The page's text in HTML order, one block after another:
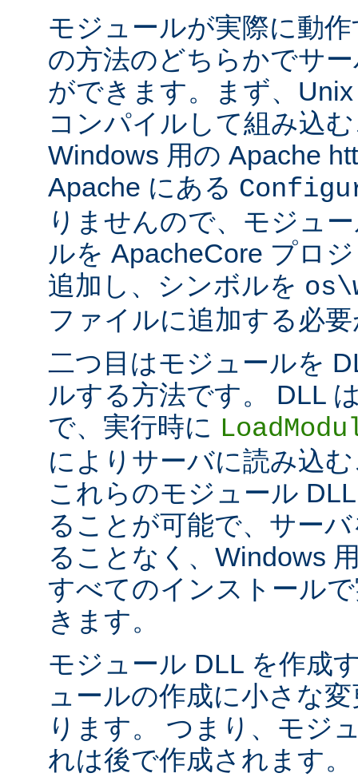
モジュールが実際に動
の方法のどちらかでサ
ができます。まず、
コンパイルして組み込
Windows 用の Apache
Apache にある
りませんので、モジュ
ルを ApacheCore プロ
追加し、シンボルを
ファイルに追加する必
二つ目はモジュールを
ルする方法です。 DLL
で、実行時に
によりサーバに読み込
これらのモジュール
ることが可能で、サー
ることなく、Windows
すべてのインストール
きます。
モジュール DLL を作成
ュールの作成に小さな
ります。 つまり、モジ
れは後で作成されます